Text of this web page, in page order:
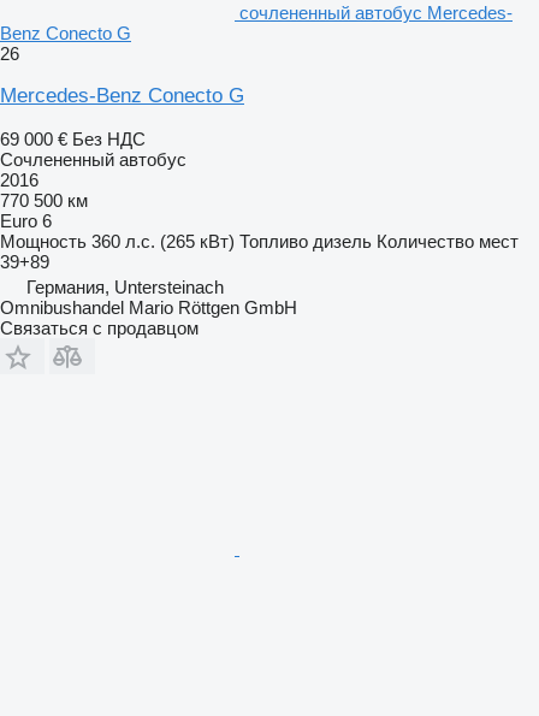
сочлененный автобус Mercedes-
Benz Conecto G
26
Mercedes-Benz Conecto G
69 000 € Без НДС
Сочлененный автобус
2016
770 500 км
Euro 6
Мощность 360 л.с. (265 кВт) Топливо дизель Количество мест
39+89
Германия, Untersteinach
Omnibushandel Mario Röttgen GmbH
Связаться с продавцом